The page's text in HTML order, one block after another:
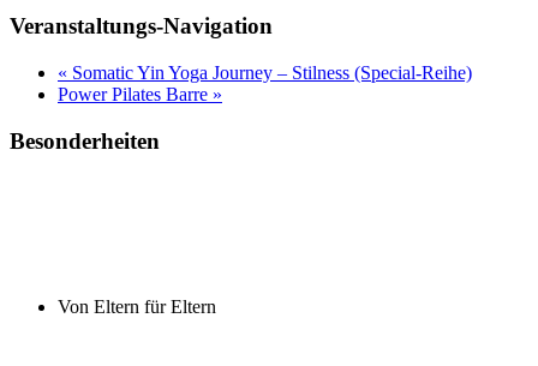
Veranstaltungs-Navigation
« Somatic Yin Yoga Journey – Stilness (Special-Reihe)
Power Pilates Barre »
Besonderheiten
Von Eltern für Eltern